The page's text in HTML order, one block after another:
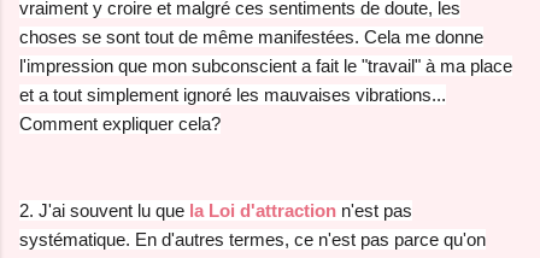
vraiment y croire et malgré ces sentiments de doute, les
choses se sont tout de même manifestées. Cela me donne
l'impression que mon subconscient a fait le "travail" à ma place
et a tout simplement ignoré les mauvaises vibrations...
Comment expliquer cela?
2. J'ai souvent lu que la Loi d'attraction n'est pas
systématique. En d'autres termes, ce n'est pas parce qu'on